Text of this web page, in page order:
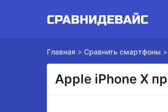
Главная > Сравнить смартфоны >
Apple iPhone X